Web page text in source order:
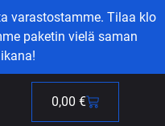
varastostamme. Tilaa klo
paketin vielä saman
0,00 €